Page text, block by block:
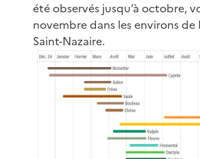
été observés jusqu’à octobre,
novembre dans les environs de
Saint-Nazaire.